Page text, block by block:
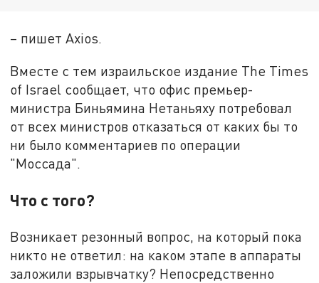
– пишет Axios.
Вместе с тем израильское издание The Times
of Israel сообщает, что офис премьер-
министра Биньямина Нетаньяху потребовал
от всех министров отказаться от каких бы то
ни было комментариев по операции
"Моссада".
Что с того?
Возникает резонный вопрос, на который пока
никто не ответил: на каком этапе в аппараты
заложили взрывчатку? Непосредственно